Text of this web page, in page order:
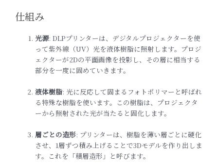
仕組み
光源: DLPプリンターは、デジタルプロジェクターを使
って紫外線（UV）光を液体樹脂に照射します。プロジ
ェクターが2Dの平面画像を投影し、その層に相当する
部分を一度に固めていきます。
液体樹脂: 光に反応して固まるフォトポリマーと呼ばれ
る特殊な樹脂を使います。この樹脂は、プロジェクタ
ーから照射された光が当たると固化します。
層ごとの造形: プリンターは、樹脂を薄い層ごとに硬化
させ、1層ずつ積み上げることで3Dモデルを作り出しま
す。これを「積層造形」と呼びます。